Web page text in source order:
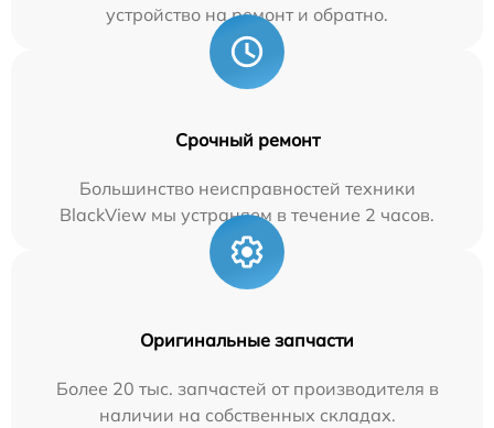
устройство на ремонт и обратно.
Срочный ремонт
Большинство неисправностей техники
BlackView мы устраняем в течение 2 часов.
Оригинальные запчасти
Более 20 тыс. запчастей от производителя в
наличии на собственных складах.